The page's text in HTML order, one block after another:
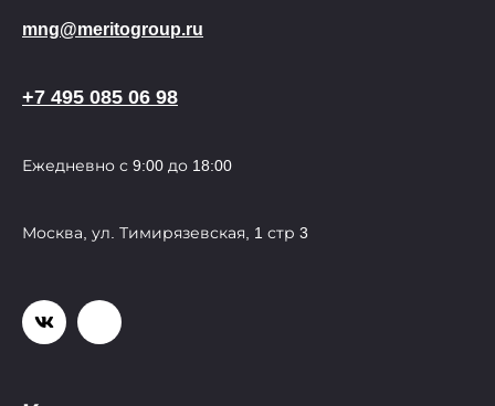
mng@meritogroup.ru
+7 495 085 06 98
Ежедневно с 9:00 до 18:00
Москва, ул. Тимирязевская, 1 стр 3